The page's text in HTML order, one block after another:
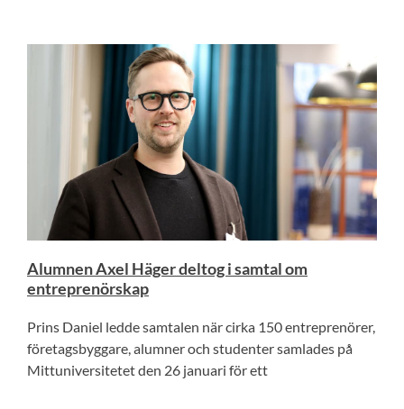
Alumnen Axel Häger deltog i samtal om
entreprenörskap
Prins Daniel ledde samtalen när cirka 150 entreprenörer,
företagsbyggare, alumner och studenter samlades på
Mittuniversitetet den 26 januari för ett